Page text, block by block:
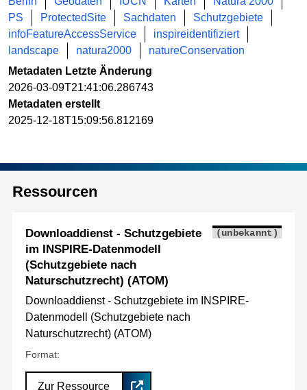
PS
ProtectedSite Sachdaten
Schutzgebiete
infoFeatureAccessService
inspireidentifiziert
landscape
natura2000
natureConservation
Metadaten Letzte Änderung
2026-03-09T21:41:06.286743
Metadaten erstellt
2025-12-18T15:09:56.812169
Ressourcen
Downloaddienst - Schutzgebiete
im INSPIRE-Datenmodell
(Schutzgebiete nach
Naturschutzrecht) (ATOM)
(unbekannt)
Downloaddienst - Schutzgebiete im INSPIRE-
Datenmodell (Schutzgebiete nach
Naturschutzrecht) (ATOM)
Format:
Zur Ressource